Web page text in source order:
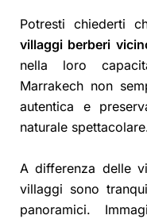
Potresti chiederti
villaggi berberi
nella loro
Marrakech non
autentica e
naturale
A differenza delle
villaggi sono
panoramici.